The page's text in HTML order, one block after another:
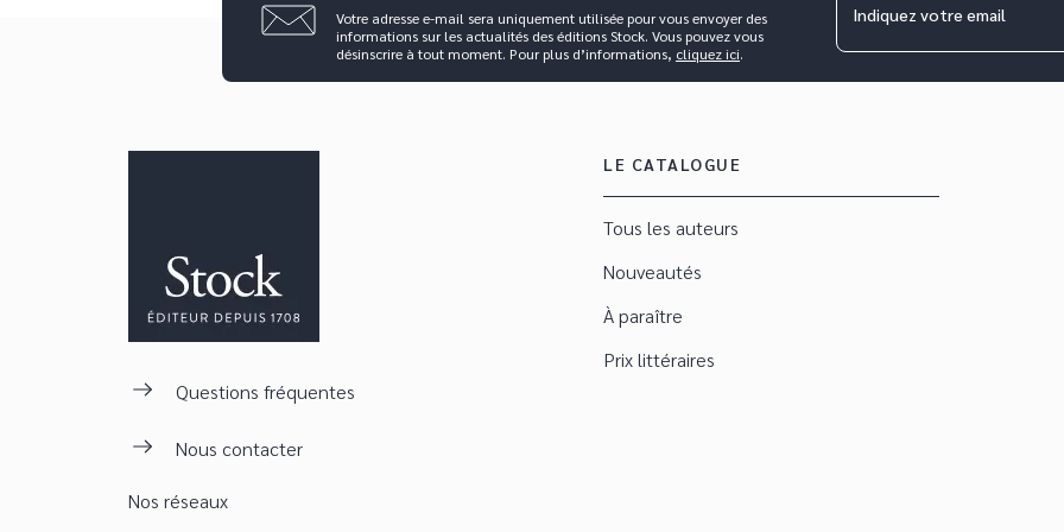
Votre adresse e-mail sera uniquement utilisée pour vous envoyer des
informations sur les actualités des éditions Stock. Vous pouvez vous
désinscrire à tout moment. Pour plus d’informations, cliquez ici.
Indiquez votre email
Questions fréquentes
Nous contacter
Nos réseaux
LE CATALOGUE
Tous les auteurs
Nouveautés
À paraître
Prix littéraires